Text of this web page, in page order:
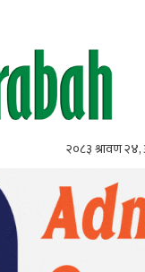
२०८३ श्रावण